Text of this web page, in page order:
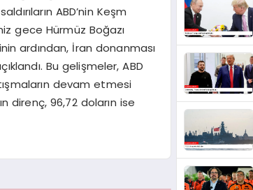
ABD’nin Keşm
gece Hürmüz Boğazı
ardından, İran donanması
Bu gelişmeler, ABD
devam etmesi
direnç, 96,72 doların ise